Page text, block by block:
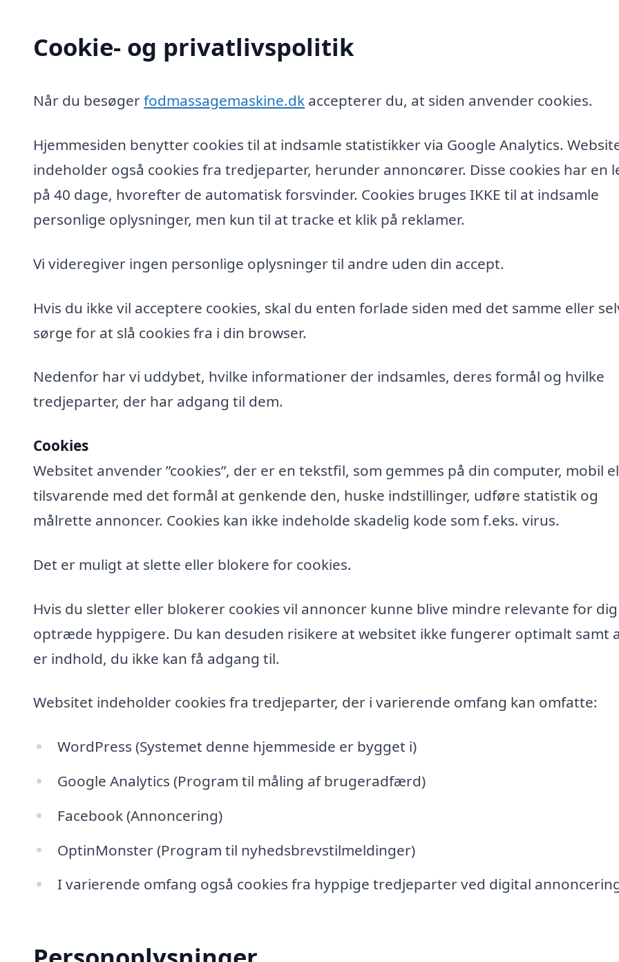
Cookie- og privatlivspolitik
Når du besøgerfodmassagemaskine.dk accepterer du, at siden anvender cookies.
Hjemmesiden benytter cookies til at indsamle statistikker via Google Analytics.
indeholder også cookies fra tredjeparter, herunder annoncører. Disse cookies har en
på 40 dage, hvorefter de automatisk forsvinder. Cookies bruges IKKE til at indsamle
personlige oplysninger, men kun til at tracke et klik på reklamer.
Vi videregiver ingen personlige oplysninger til andre uden din accept.
Hvis du ikke vil acceptere cookies, skal du enten forlade siden med det samme eller
sørge for at slå cookies fra i din browser.
Nedenfor har vi uddybet, hvilke informationer der indsamles, deres formål og hvilke
tredjeparter, der har adgang til dem.
Cookies
Websitet anvender ”cookies”, der er en tekstfil, som gemmes på din computer, mobil
tilsvarende med det formål at genkende den, huske indstillinger, udføre statistik og
målrette annoncer. Cookies kan ikke indeholde skadelig kode som f.eks. virus.
Det er muligt at slette eller blokere for cookies.
Hvis du sletter eller blokerer cookies vil annoncer kunne blive mindre relevante for
optræde hyppigere. Du kan desuden risikere at websitet ikke fungerer optimalt samt
er indhold, du ikke kan få adgang til.
Websitet indeholder cookies fra tredjeparter, der i varierende omfang kan omfatte:
WordPress (Systemet denne hjemmeside er bygget i)
Google Analytics (Program til måling af brugeradfærd)
Facebook (Annoncering)
OptinMonster (Program til nyhedsbrevstilmeldinger)
I varierende omfang også cookies fra hyppige tredjeparter ved digital